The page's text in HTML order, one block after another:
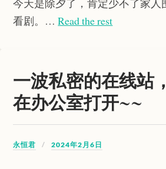
今天是除夕了，肯定少不了家人
看剧。…Read the rest
一波私密的在线站
在办公室打开~~
永恒君 2024年2月6日